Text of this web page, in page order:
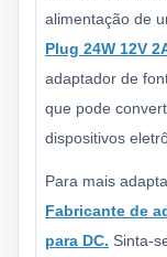
alimentação de
Plug 24W 12V
adaptador de
que pode
dispositivos
Para mais
Fabricante de
para DC. Sinta-